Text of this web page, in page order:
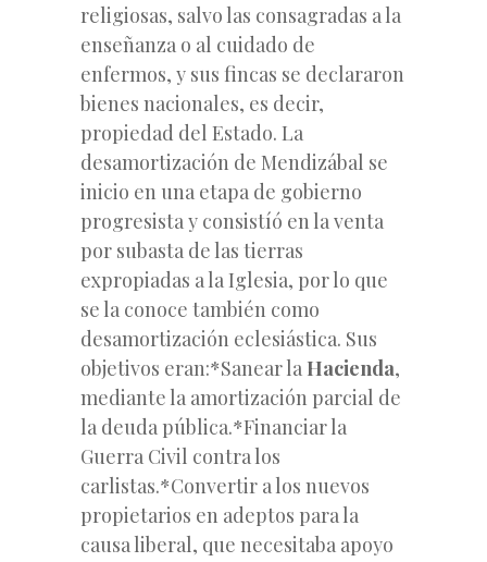
religiosas, salvo las consagradas a la
enseñanza o al cuidado de
enfermos, y sus fincas se declararon
bienes nacionales, es decir,
propiedad del Estado. La
desamortización de Mendizábal se
inicio en una etapa de gobierno
progresista y consistíó en la venta
por subasta de las tierras
expropiadas a la Iglesia, por lo que
se la conoce también como
desamortización eclesiástica. Sus
objetivos eran:*Sanear la Hacienda,
mediante la amortización parcial de
la deuda pública.*Financiar la
Guerra Civil contra los
carlistas.*Convertir a los nuevos
propietarios en adeptos para la
causa liberal, que necesitaba apoyo